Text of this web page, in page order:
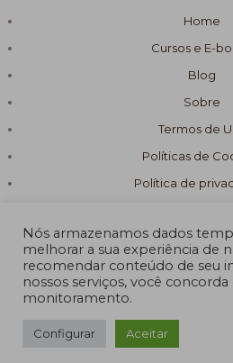
Home
Cursos e E-
Blog
Sobre
Termos de
Políticas de
Política de
© 2026 Fórmula
Powered by Fórmula
Nós armazenamos dados
melhorar a sua experiência de
recomendar conteúdo de seu
nossos serviços, você
monitoramento.
Configurar Aceitar